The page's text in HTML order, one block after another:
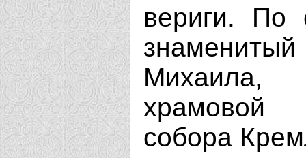
вериги. По
Михаила,
храмовой
собора